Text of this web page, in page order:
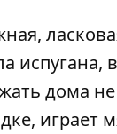
дома